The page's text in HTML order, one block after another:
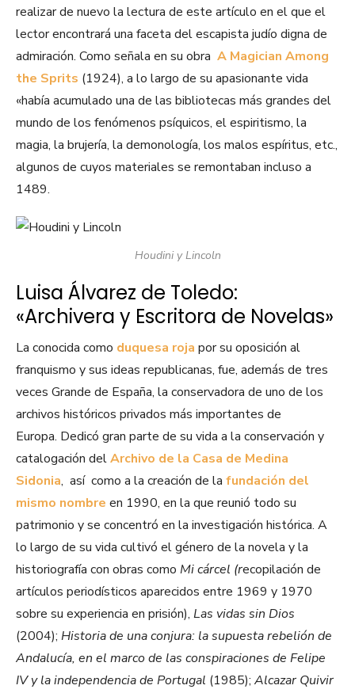
realizar de nuevo la lectura de este artículo en el que el
lector encontrará una faceta del escapista judío digna de
admiración. Como señala en su obra A Magician Among
the Sprits (1924), a lo largo de su apasionante vida
«había acumulado una de las bibliotecas más grandes del
mundo de los fenómenos psíquicos, el espiritismo, la
magia, la brujería, la demonología, los malos espíritus, etc.,
algunos de cuyos materiales se remontaban incluso a
1489.
Houdini y Lincoln
Luisa Álvarez de Toledo:
«Archivera y Escritora de Novelas»
La conocida como duquesa roja por su oposición al
franquismo y sus ideas republicanas, fue, además de tres
veces Grande de España, la conservadora de uno de los
archivos históricos privados más importantes de
Europa. Dedicó gran parte de su vida a la conservación y
catalogación delArchivo de la Casa de Medina
Sidonia, así como a la creación de la fundación del
mismo nombre en 1990, en la que reunió todo su
patrimonio y se concentró en la investigación histórica. A
lo largo de su vida cultivó el género de la novela y la
historiografía con obras como Mi cárcel (recopilación de
artículos periodísticos aparecidos entre 1969 y 1970
sobre su experiencia en prisión), Las vidas sin Dios
(2004); Historia de una conjura: la supuesta rebelión de
Andalucía, en el marco de las conspiraciones de Felipe
IV y la independencia de Portugal (1985); Alcazar Quivir